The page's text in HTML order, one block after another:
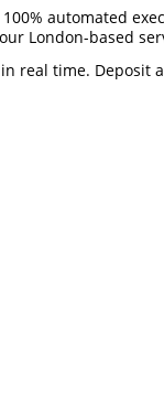
100% automated
London-based
real time. Deposit